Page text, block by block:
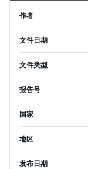
作者
文件日期
文件类型
报告号
国家
地区
发布日期